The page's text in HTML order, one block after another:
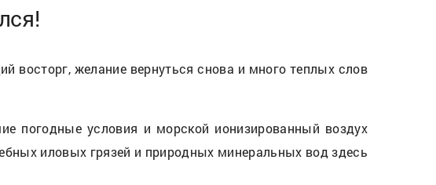
желание вернуться снова и много теплых слов
погодные условия и морской ионизированный воздух
иловых грязей и природных минеральных вод здесь